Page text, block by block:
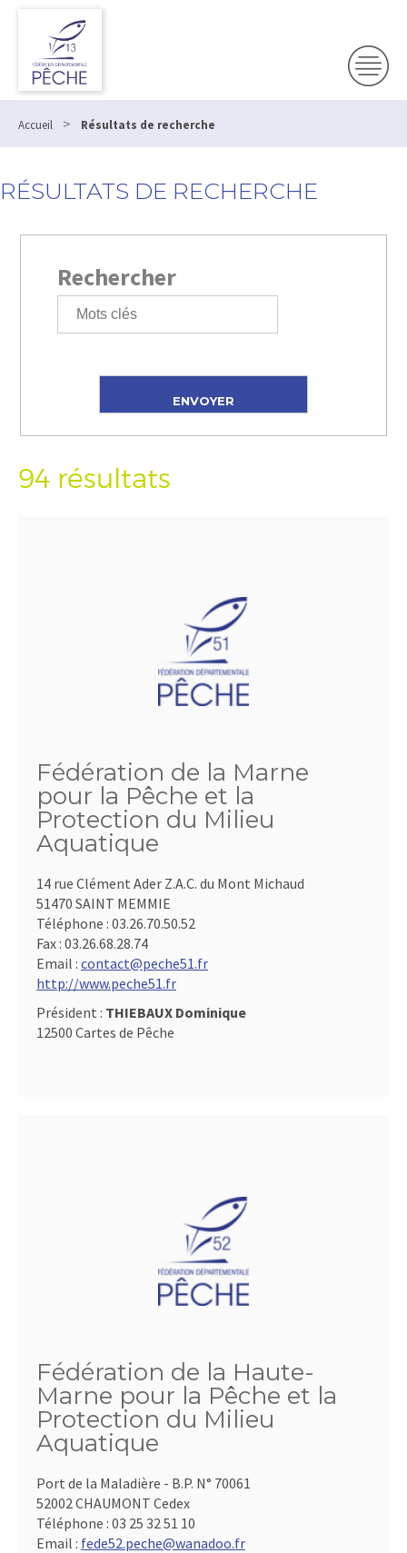
Accueil > Résultats de recherche
RÉSULTATS DE RECHERCHE
Rechercher
94 résultats
Fédération de la Marne
pour la Pêche et la
Protection du Milieu
Aquatique
14 rue Clément Ader Z.A.C. du Mont Michaud
51470 SAINT MEMMIE
Téléphone : 03.26.70.50.52
Fax : 03.26.68.28.74
Email : contact@peche51.fr
http://www.peche51.fr
Président : THIEBAUX Dominique
12500 Cartes de Pêche
Fédération de la Haute-
Marne pour la Pêche et la
Protection du Milieu
Aquatique
Port de la Maladière - B.P. N° 70061
52002 CHAUMONT Cedex
Téléphone : 03 25 32 51 10
Email : fede52.peche@wanadoo.fr